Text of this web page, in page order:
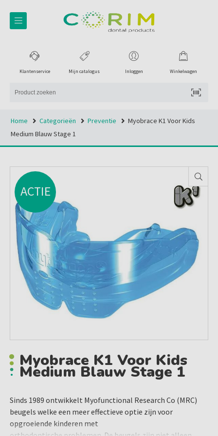
Winkelwagen
Inloggen
Mijn catalogus
Klantenservice
Home Categorieën Preventie
Myobrace K1 Voor Kids
Medium Blauw Stage 1
ACTIE
Myobrace K1 Voor Kids
Medium Blauw Stage 1
Sinds 1989 ontwikkelt Myofunctional Research Co (MRC)
beugels welke een meer effectieve optie zijn voor
opgroeiende kinderen met